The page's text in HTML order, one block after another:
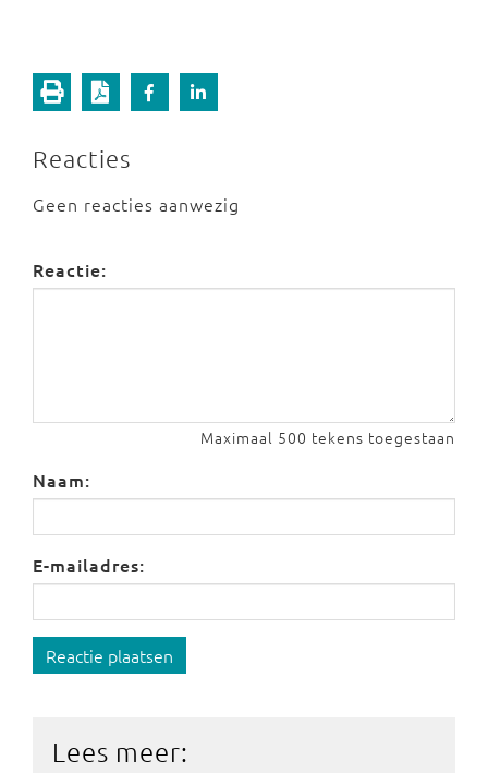
Reacties
Geen reacties aanwezig
Reactie:
Maximaal 500 tekens toegestaan
Naam:
E-mailadres:
Reactie plaatsen
Lees meer: